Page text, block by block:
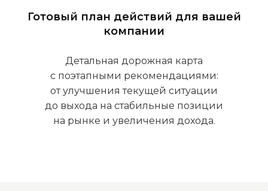
Готовый план действий для вашей
компании
Детальная дорожная карта
с поэтапными рекомендациями:
от улучшения текущей ситуации
до выхода на стабильные позиции
на рынке и увеличения дохода.